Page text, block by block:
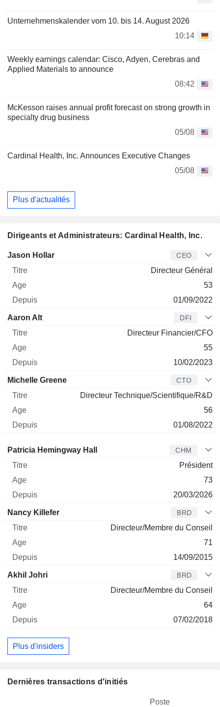
Unternehmenskalender vom 10. bis 14. August 2026
10:14
Weekly earnings calendar: Cisco, Adyen, Cerebras and
Applied Materials to announce
08:42
McKesson raises annual profit forecast on strong growth in
specialty drug business
05/08
Cardinal Health, Inc. Announces Executive Changes
05/08
Plus d'actualités
Dirigeants et Administrateurs: Cardinal Health, Inc.
Dirigeant Titre
Jason Hollar CEO
Directeur Général
53
01/09/2022
Aaron Alt DFI
Directeur Financier/CFO
55
10/02/2023
Michelle Greene CTO
Directeur Technique/Scientifique/R&D
56
01/08/2022
Administrateur Titre Age
Patricia Hemingway Hall CHM
Président
73
20/03/2026
Nancy Killefer BRD
Directeur/Membre du Conseil
71
14/09/2015
Akhil Johri BRD
Directeur/Membre du Conseil
64
07/02/2018
Plus d'insiders
Dernières transactions d'initiés
Poste